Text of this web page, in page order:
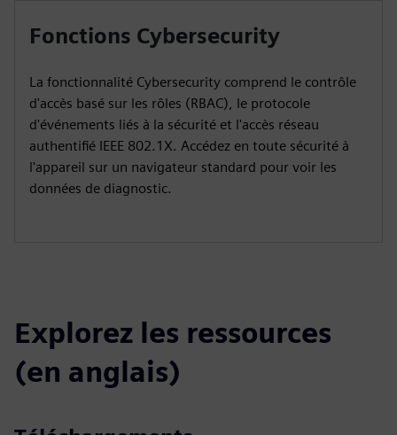
Fonctions Cybersecurity
La fonctionnalité Cybersecurity comprend le contrôle
d'accès basé sur les rôles (RBAC), le protocole
d'événements liés à la sécurité et l'accès réseau
authentifié IEEE 802.1X. Accédez en toute sécurité à
l'appareil sur un navigateur standard pour voir les
données de diagnostic.
Explorez les ressources
(en anglais)